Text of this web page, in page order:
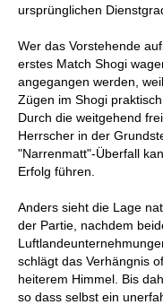
ursprünglichen
Wer das Vorstehende
erstes Match Shogi
angegangen werden,
Zügen im Shogi
Durch die weitgehend
Herrscher in der
"Narrenmatt"-Überfall
Erfolg führen.
Anders sieht die Lage
der Partie, nachdem
schlägt das Verhängnis
heiterem Himmel. Bis
so dass selbst ein